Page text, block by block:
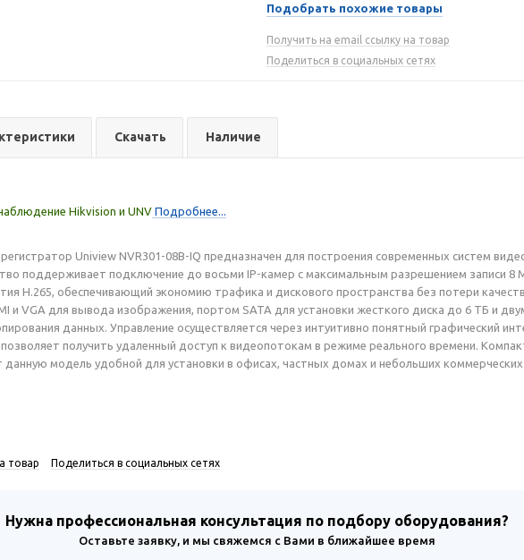
Подобрать похожие товары
Получить на email ссылку на товар
Поделиться в социальных сетях
Скачать Наличие
Hikvision и UNV Подробнее...
Uniview NVR301-08B-IQ предназначен для построения современных систем
поддерживает подключение до восьми IP-камер с максимальным разрешением записи 8
H.265, обеспечивающий экономию трафика и дискового пространства без потери
и VGA для вывода изображения, портом SATA для установки жесткого диска до 6 ТБ и
данных. Управление осуществляется через интуитивно понятный графический
позволяет получить удаленный доступ к видеопотокам в режиме реального времени.
данную модель удобной для установки в офисах, частных домах и небольших коммерческих
товар Поделиться в социальных сетях
Нужна профессиональная консультация по подбору оборудования?
Оставьте заявку, и мы свяжемся с Вами в ближайшее время